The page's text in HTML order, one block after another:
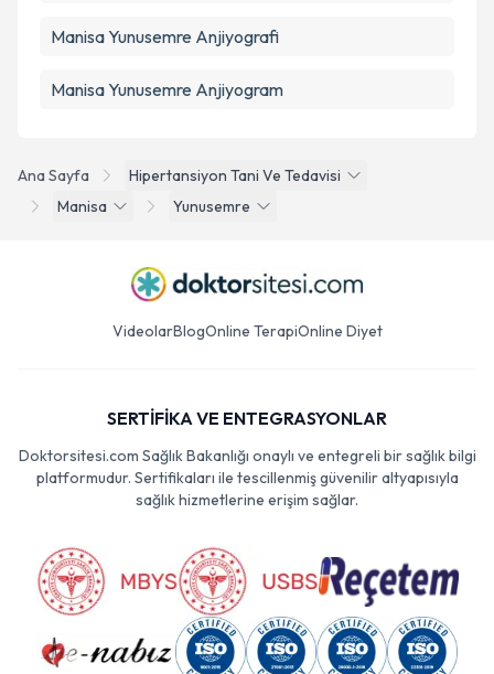
Ana Sayfa
Hipertansiyon Tani Ve Tedavisi
Manisa
Yunusemre
Manisa Yunusemre Anjiyografi
Manisa Yunusemre Anjiyogram
VideolarBlogOnline TerapiOnline Diyet
SERTİFİKA VE ENTEGRASYONLAR
Doktorsitesi.com Sağlık Bakanlığı onaylı ve entegreli bir sağlık bilgi
platformudur. Sertifikaları ile tescillenmiş güvenilir altyapısıyla
sağlık hizmetlerine erişim sağlar.